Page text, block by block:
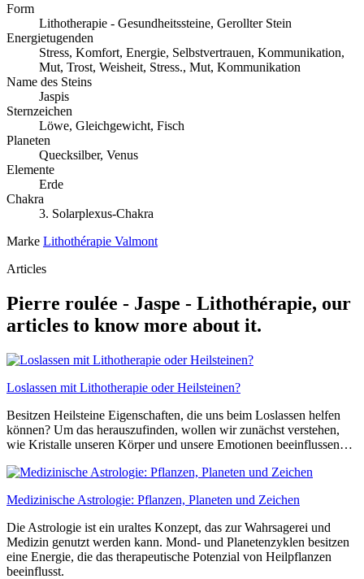
Form
Lithotherapie - Gesundheitssteine, Gerollter Stein
Energietugenden
Stress, Komfort, Energie, Selbstvertrauen, Kommunikation,
Mut, Trost, Weisheit, Stress., Mut, Kommunikation
Name des Steins
Jaspis
Sternzeichen
Löwe, Gleichgewicht, Fisch
Planeten
Quecksilber, Venus
Elemente
Erde
Chakra
3. Solarplexus-Chakra
Marke Lithothérapie Valmont
Articles
Pierre roulée - Jaspe - Lithothérapie, our
articles to know more about it.
Loslassen mit Lithotherapie oder Heilsteinen?
Besitzen Heilsteine Eigenschaften, die uns beim Loslassen helfen
können? Um das herauszufinden, wollen wir zunächst verstehen,
wie Kristalle unseren Körper und unsere Emotionen beeinflussen…
Medizinische Astrologie: Pflanzen, Planeten und Zeichen
Die Astrologie ist ein uraltes Konzept, das zur Wahrsagerei und
Medizin genutzt werden kann. Mond- und Planetenzyklen besitzen
eine Energie, die das therapeutische Potenzial von Heilpflanzen
beeinflusst.